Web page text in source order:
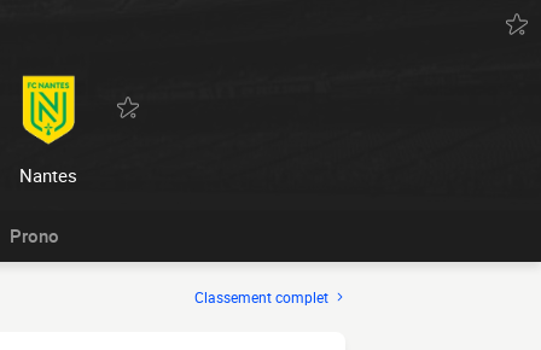
Nantes
Prono
Classement complet